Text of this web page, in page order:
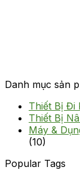
Danh mục sản
Thiết Bị Đi
Thiết Bị
Máy &
(10)
Popular Tags